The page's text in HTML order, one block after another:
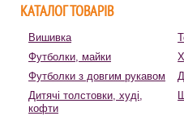
КАТАЛОГ ТОВАРІВ
Вишивка
Футболки, майки
Футболки з довгим рукавом
Дитячі толстовки, худі,
кофти